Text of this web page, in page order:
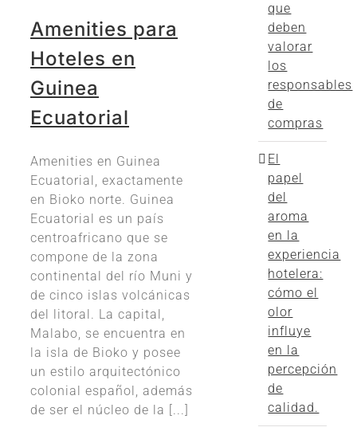
Amenities para
Hoteles en
Guinea
Ecuatorial
Amenities en Guinea
Ecuatorial, exactamente
en Bioko norte. Guinea
Ecuatorial es un país
centroafricano que se
compone de la zona
continental del río Muni y
de cinco islas volcánicas
del litoral. La capital,
Malabo, se encuentra en
la isla de Bioko y posee
un estilo arquitectónico
colonial español, además
de ser el núcleo de la [...]
que
deben
valorar
los
responsables
de
compras
El
papel
del
aroma
en la
experiencia
hotelera:
cómo el
olor
influye
en la
percepción
de
calidad.